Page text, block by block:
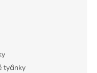
tyčinky